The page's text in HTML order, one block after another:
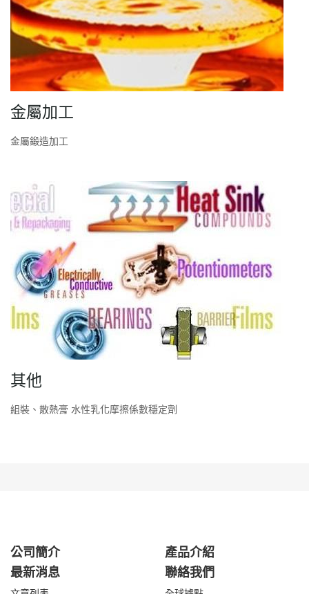
金屬加工
金屬鍛造加工
其他
組裝、散熱膏 水性乳化摩擦係數穩定劑
公司簡介
產品介紹
最新消息
聯絡我們